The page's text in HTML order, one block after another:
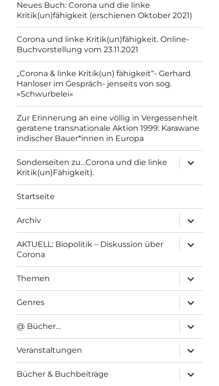
Neues Buch: Corona und die linke
Kritik(un)fähigkeit (erschienen Oktober 2021)
Corona und linke Kritik(un)fähigkeit. Online-
Buchvorstellung vom 23.11.2021
„Corona & linke Kritik(un) fähigkeit“- Gerhard
Hanloser im Gespräch- jenseits von sog.
»Schwurbelei«
Zur Erinnerung an eine völlig in Vergessenheit
geratene transnationale Aktion 1999: Karawane
indischer Bauer*innen in Europa
Sonderseiten zu…Corona und die linke
Kritik(un)Fähigkeit).
anzeigen
Startseite
Archiv
anzeigen
AKTUELL: Biopolitik – Diskussion über
Corona
anzeigen
Themen
anzeigen
Genres
anzeigen
@ Bücher…
anzeigen
Veranstaltungen
anzeigen
Bücher & Buchbeiträge
anzeigen